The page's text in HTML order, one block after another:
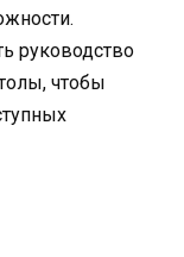
руководство
чтобы